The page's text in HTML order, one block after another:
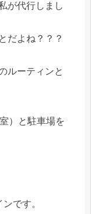
が代行しまし
だよね？？？
ルーティンと
）と駐車場を
です。